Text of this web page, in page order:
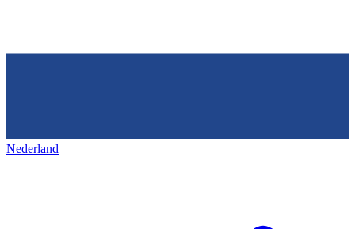
Nederland